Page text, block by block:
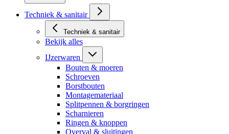
Techniek & sanitair
Techniek & sanitair
Bekijk alles
IJzerwaren
Bouten & moeren
Schroeven
Borstbouten
Montagemateriaal
Splitpennen & borgringen
Scharnieren
Ringen & knoppen
Overval & sluitingen